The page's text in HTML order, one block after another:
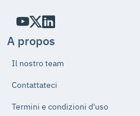
A propos
Il nostro team
Contattateci
Termini e condizioni d'uso